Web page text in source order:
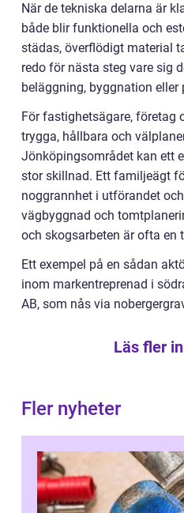
När de tekniska delarna är
både blir funktionella och
städas, överflödigt material
redo för nästa steg vare sig
beläggning, byggnation eller
För fastighetsägare, företag
trygga, hållbara och
Jönköpingsområdet kan ett
stor skillnad. Ett familjeägt
noggrannhet i utförandet
vägbyggnad och
och skogsarbeten är ofta en
Ett exempel på en sådan
inom markentreprenad i
AB, som nås via
Läs fler
Fler nyheter